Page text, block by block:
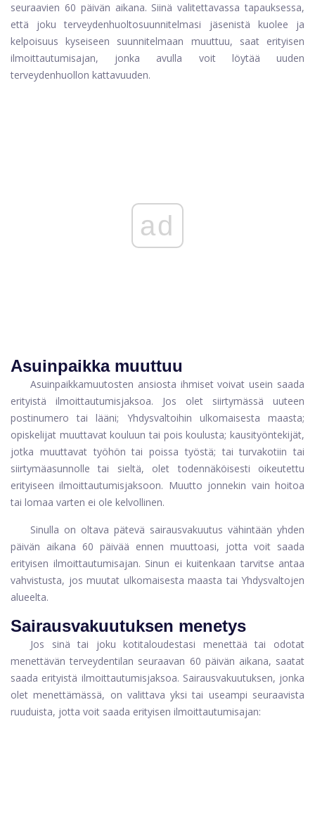
seuraavien 60 päivän aikana. Siinä valitettavassa tapauksessa,
että joku terveydenhuoltosuunnitelmasi jäsenistä kuolee ja
kelpoisuus kyseiseen suunnitelmaan muuttuu, saat erityisen
ilmoittautumisajan, jonka avulla voit löytää uuden
terveydenhuollon kattavuuden.
ad
Asuinpaikka muuttuu
Asuinpaikkamuutosten ansiosta ihmiset voivat usein saada
erityistä ilmoittautumisjaksoa. Jos olet siirtymässä uuteen
postinumero tai lääni; Yhdysvaltoihin ulkomaisesta maasta;
opiskelijat muuttavat kouluun tai pois koulusta; kausityöntekijät,
jotka muuttavat työhön tai poissa työstä; tai turvakotiin tai
siirtymäasunnolle tai sieltä, olet todennäköisesti oikeutettu
erityiseen ilmoittautumisjaksoon. Muutto jonnekin vain hoitoa
tai lomaa varten ei ole kelvollinen.
Sinulla on oltava pätevä sairausvakuutus vähintään yhden
päivän aikana 60 päivää ennen muuttoasi, jotta voit saada
erityisen ilmoittautumisajan. Sinun ei kuitenkaan tarvitse antaa
vahvistusta, jos muutat ulkomaisesta maasta tai Yhdysvaltojen
alueelta.
Sairausvakuutuksen menetys
Jos sinä tai joku kotitaloudestasi menettää tai odotat
menettävän terveydentilan seuraavan 60 päivän aikana, saatat
saada erityistä ilmoittautumisjaksoa. Sairausvakuutuksen, jonka
olet menettämässä, on valittava yksi tai useampi seuraavista
ruuduista, jotta voit saada erityisen ilmoittautumisajan: